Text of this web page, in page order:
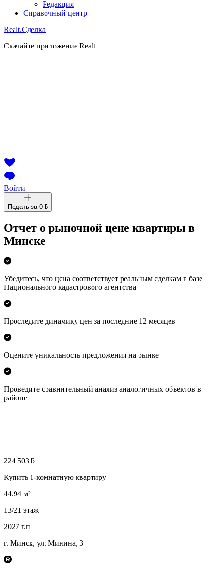
Редакция
Справочный центр
Realt.Сделка
Скачайте приложение Realt
Войти
Подать за 0 ƃ
Отчет о рыночной цене квартиры в
Минске
Убедитесь, что цена соответствует реальным сделкам в базе
Национального кадастрового агентства
Проследите динамику цен за последние 12 месяцев
Оцените уникальность предложения на рынке
Проведите сравнительный анализ аналогичных объектов в
районе
224 503 ƃ
Купить 1-комнатную квартиру
44.94 м²
13/21 этаж
2027 г.п.
г. Минск, ул. Минина, 3